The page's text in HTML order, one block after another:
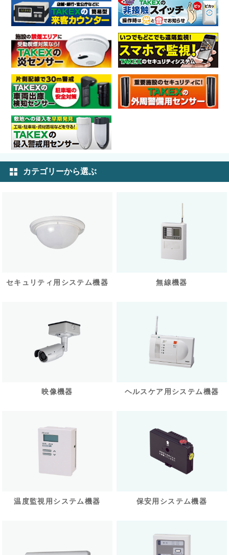
カテゴリーから選ぶ
セキュリティ用システム機器 無線機器
映像機器 ヘルスケア用システム機器
温度監視用システム機器 保安用システム機器